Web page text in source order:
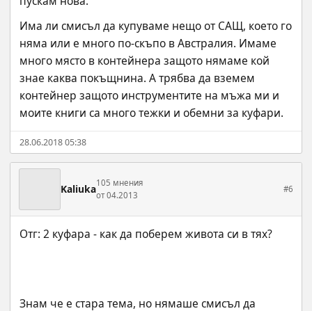
Има ли смисъл да купуваме нещо от САЩ, което го
няма или е много по-скъпо в Австралия. Имаме
много място в контейнера защото нямаме кой
знае каква покъщнина. А трябва да вземем
контейнер защото инструментите на мъжа ми и
моите книги са много тежки и обемни за куфари.
28.06.2018 05:38
Kaliuka105 мнения
от 04.2013
#6
Знам че е стара тема, но нямаше смисъл да